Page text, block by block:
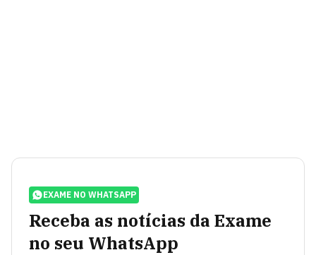
EXAME NO WHATSAPP
Receba as notícias da Exame
no seu WhatsApp